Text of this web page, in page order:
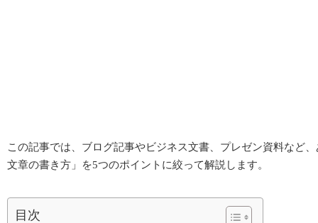
この記事では、ブログ記事やビジネス文書、プレゼン資料など
文章の書き方」を5つのポイントに絞って解説します。
目次